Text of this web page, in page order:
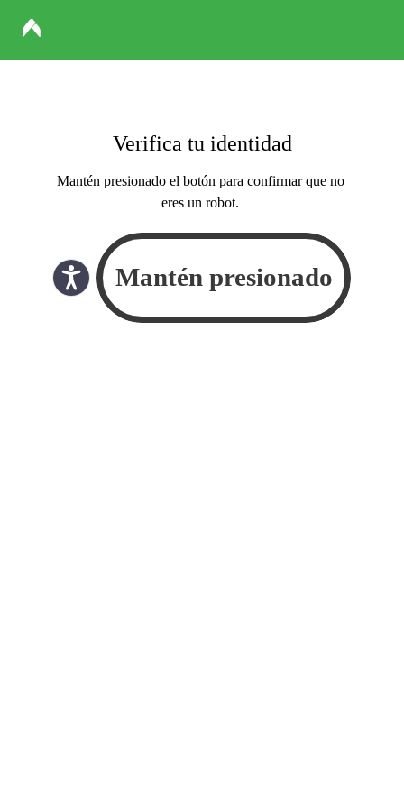
Verifica tu identidad
Mantén presionado el botón para confirmar que no
eres un robot.